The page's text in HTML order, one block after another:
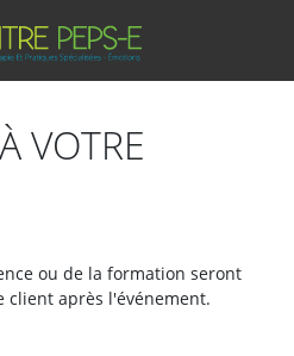
VOTRE
ou de la formation seront
client après l'événement.